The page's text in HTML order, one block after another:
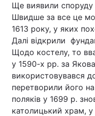
Тема оформлення
Ще виявили
Швидше за все це
1613 року, у яких
Далі відкрили
Щодо костелу, то
у 1590-х рр. за
використовувався
перетворили його
поляків у 1699 р.
католицький храм,